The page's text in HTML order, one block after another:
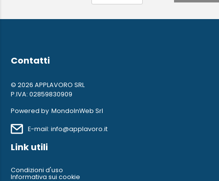
Contatti
© 2026 APPLAVORO SRL
P.IVA: 02859830909
Powered by MondoInWeb Srl
E-mail: info@applavoro.it
Link utili
Condizioni d'uso
Informativa sui cookie